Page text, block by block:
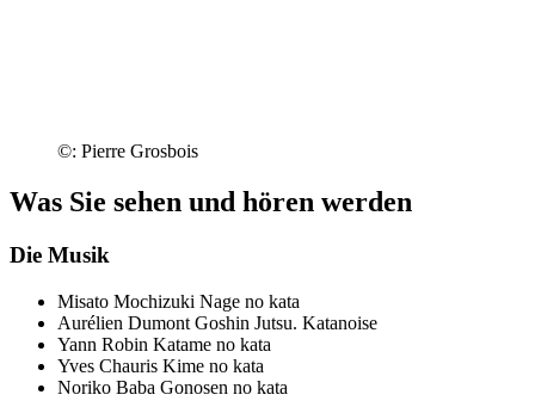
©: Pierre Grosbois
Was Sie sehen und hören werden
Die Musik
Misato Mochizuki Nage no kata
Aurélien Dumont Goshin Jutsu. Katanoise
Yann Robin Katame no kata
Yves Chauris Kime no kata
Noriko Baba Gonosen no kata